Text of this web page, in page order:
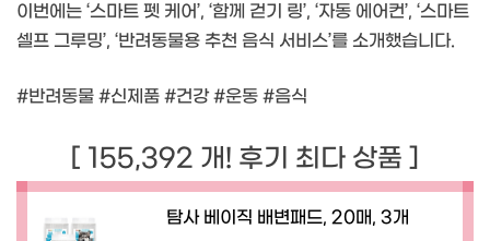
이번에는 ‘스마트 펫 케어’, ‘함께 걷기 링’, ‘자동 에어컨’, ‘스마트
셀프 그루밍’, ‘반려동물용 추천 음식 서비스’를 소개했습니다.
#반려동물 #신제품 #건강 #운동 #음식
[ 155,392 개! 후기 최다 상품 ]
탐사 베이직 배변패드, 20매, 3개